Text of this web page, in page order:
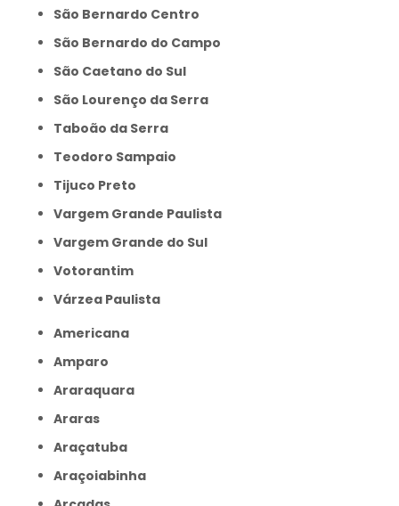
São Bernardo Centro
São Bernardo do Campo
São Caetano do Sul
São Lourenço da Serra
Taboão da Serra
Teodoro Sampaio
Tijuco Preto
Vargem Grande Paulista
Vargem Grande do Sul
Votorantim
Várzea Paulista
Americana
Amparo
Araraquara
Araras
Araçatuba
Araçoiabinha